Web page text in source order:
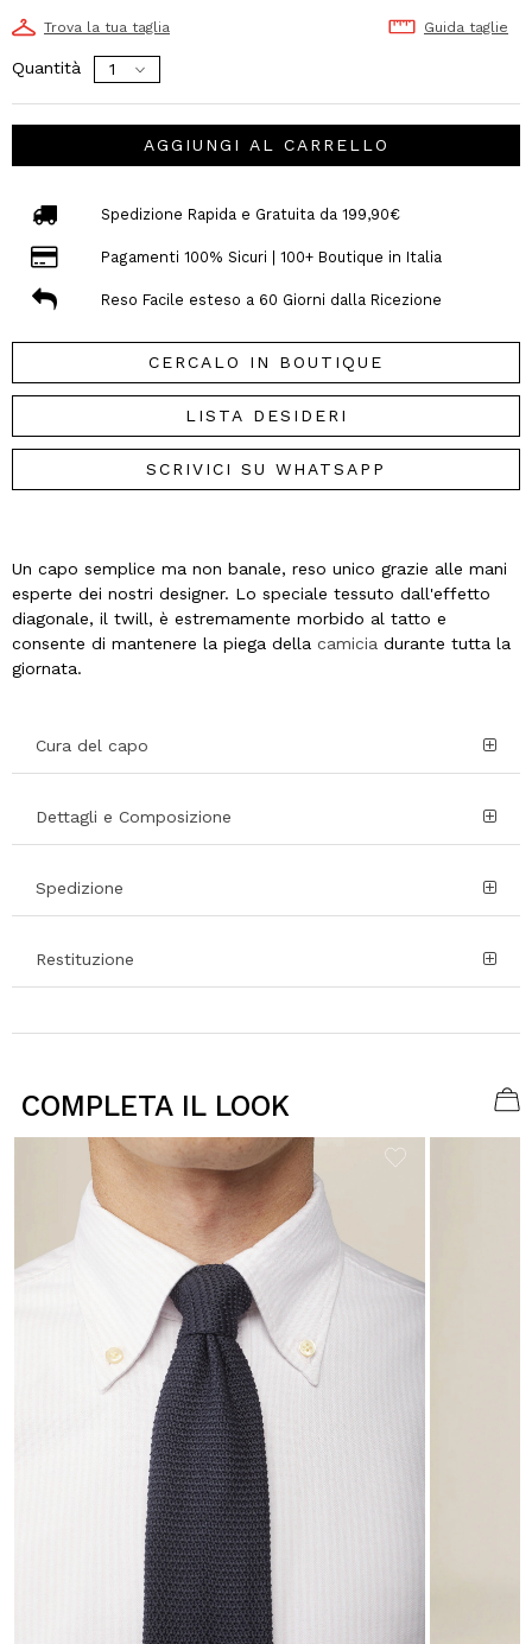
Trova la tua taglia Guida taglie
Quantità
AGGIUNGI AL CARRELLO
Spedizione Rapida e Gratuita da 199,90€
Pagamenti 100% Sicuri | 100+ Boutique in Italia
Reso Facile esteso a 60 Giorni dalla Ricezione
CERCALO IN BOUTIQUE
LISTA DESIDERI
SCRIVICI SU WHATSAPP
Un capo semplice ma non banale, reso unico grazie alle mani
esperte dei nostri designer. Lo speciale tessuto dall'effetto
diagonale, il twill, è estremamente morbido al tatto e
consente di mantenere la piega della camicia durante tutta la
giornata.
Cura del capo
Dettagli e Composizione
Spedizione
Restituzione
COMPLETA IL LOOK